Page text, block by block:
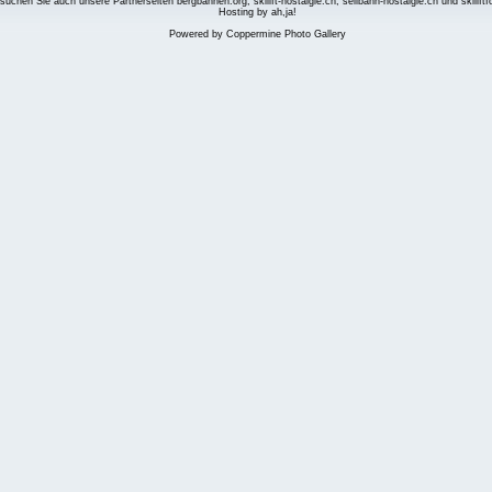
Hosting by ah,ja!
Powered by Coppermine Photo Gallery